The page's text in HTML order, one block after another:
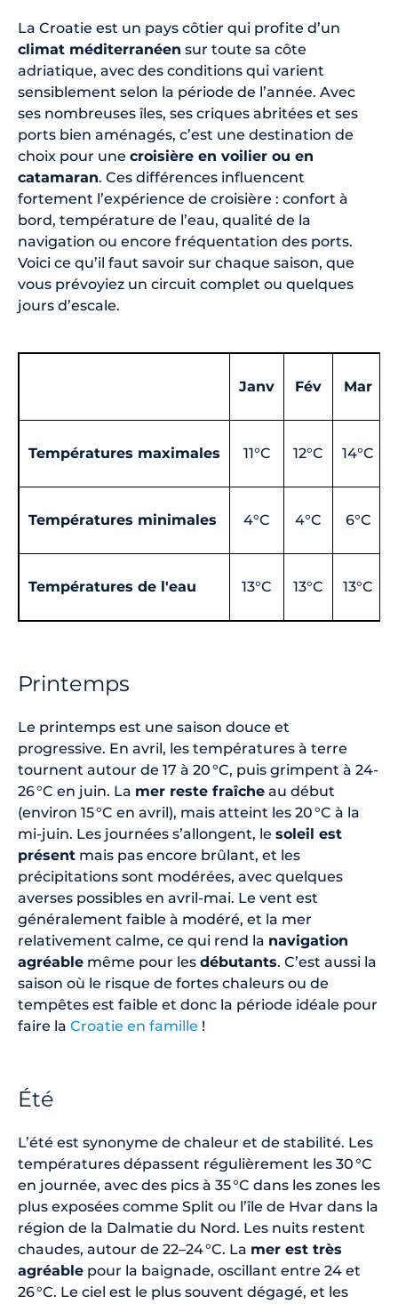
La Croatie est un pays côtier qui profite d’un
climat méditerranéen sur toute sa côte
adriatique, avec des conditions qui varient
sensiblement selon la période de l’année. Avec
ses nombreuses îles, ses criques abritées et ses
ports bien aménagés, c’est une destination de
choix pour une croisière en voilier ou en
catamaran. Ces différences influencent
fortement l’expérience de croisière : confort à
bord, température de l’eau, qualité de la
navigation ou encore fréquentation des ports.
Voici ce qu’il faut savoir sur chaque saison, que
vous prévoyiez un circuit complet ou quelques
jours d’escale.
Janv Fév Mar
Températures maximales 11°C 12°C 14°C
Températures minimales 4°C 4°C 6°C
Températures de l'eau 13°C 13°C 13°C
Printemps
Le printemps est une saison douce et
progressive. En avril, les températures à terre
tournent autour de 17 à 20 °C, puis grimpent à 24-
26 °C en juin. La mer reste fraîche au début
(environ 15 °C en avril), mais atteint les 20 °C à la
mi-juin. Les journées s’allongent, le soleil est
présent mais pas encore brûlant, et les
précipitations sont modérées, avec quelques
averses possibles en avril-mai. Le vent est
généralement faible à modéré, et la mer
relativement calme, ce qui rend la navigation
agréable même pour les débutants. C’est aussi la
saison où le risque de fortes chaleurs ou de
tempêtes est faible et donc la période idéale pour
faire la Croatie en famille !
Été
L’été est synonyme de chaleur et de stabilité. Les
températures dépassent régulièrement les 30 °C
en journée, avec des pics à 35 °C dans les zones les
plus exposées comme Split ou l’île de Hvar dans la
région de la Dalmatie du Nord. Les nuits restent
chaudes, autour de 22–24 °C. La mer est très
agréable pour la baignade, oscillant entre 24 et
26 °C. Le ciel est le plus souvent dégagé, et les